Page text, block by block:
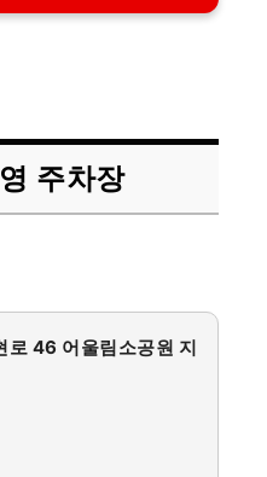
주차장
로 46 어울림소공원 지